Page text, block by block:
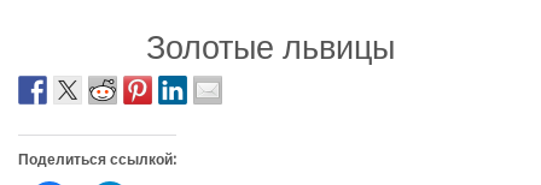
Золотые львицы
Поделиться ссылкой: